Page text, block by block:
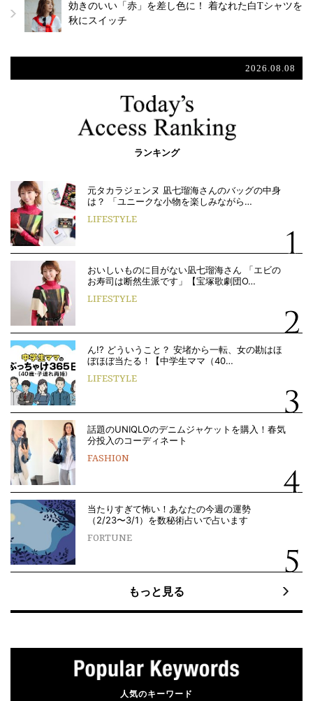
効きのいい「赤」を差し色に！ 着なれた白Tシャツを
秋にスイッチ
2026.08.08
ランキング
元タカラジェンヌ 凪七瑠海さんのバッグの中身
は？ 「ユニークな小物を楽しみながら…
LIFESTYLE
おいしいものに目がない凪七瑠海さん 「エビの
お寿司は断然生派です」【宝塚歌劇団O…
LIFESTYLE
ん!? どういうこと？ 安堵から一転、女の勘はほ
ぼほぼ当たる！【中学生ママ（40…
LIFESTYLE
話題のUNIQLOのデニムジャケットを購入！春気
分投入のコーディネート
FASHION
当たりすぎて怖い！あなたの今週の運勢
（2/23〜3/1）を数秘術占いで占います
FORTUNE
もっと見る
人気のキーワード